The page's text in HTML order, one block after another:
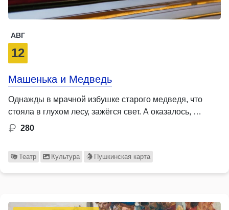
АВГ
12
Машенька и Медведь
Однажды в мрачной избушке старого медведя, что
стояла в глухом лесу, зажёгся свет. А оказалось, …
280
Театр Культура Пушкинская карта